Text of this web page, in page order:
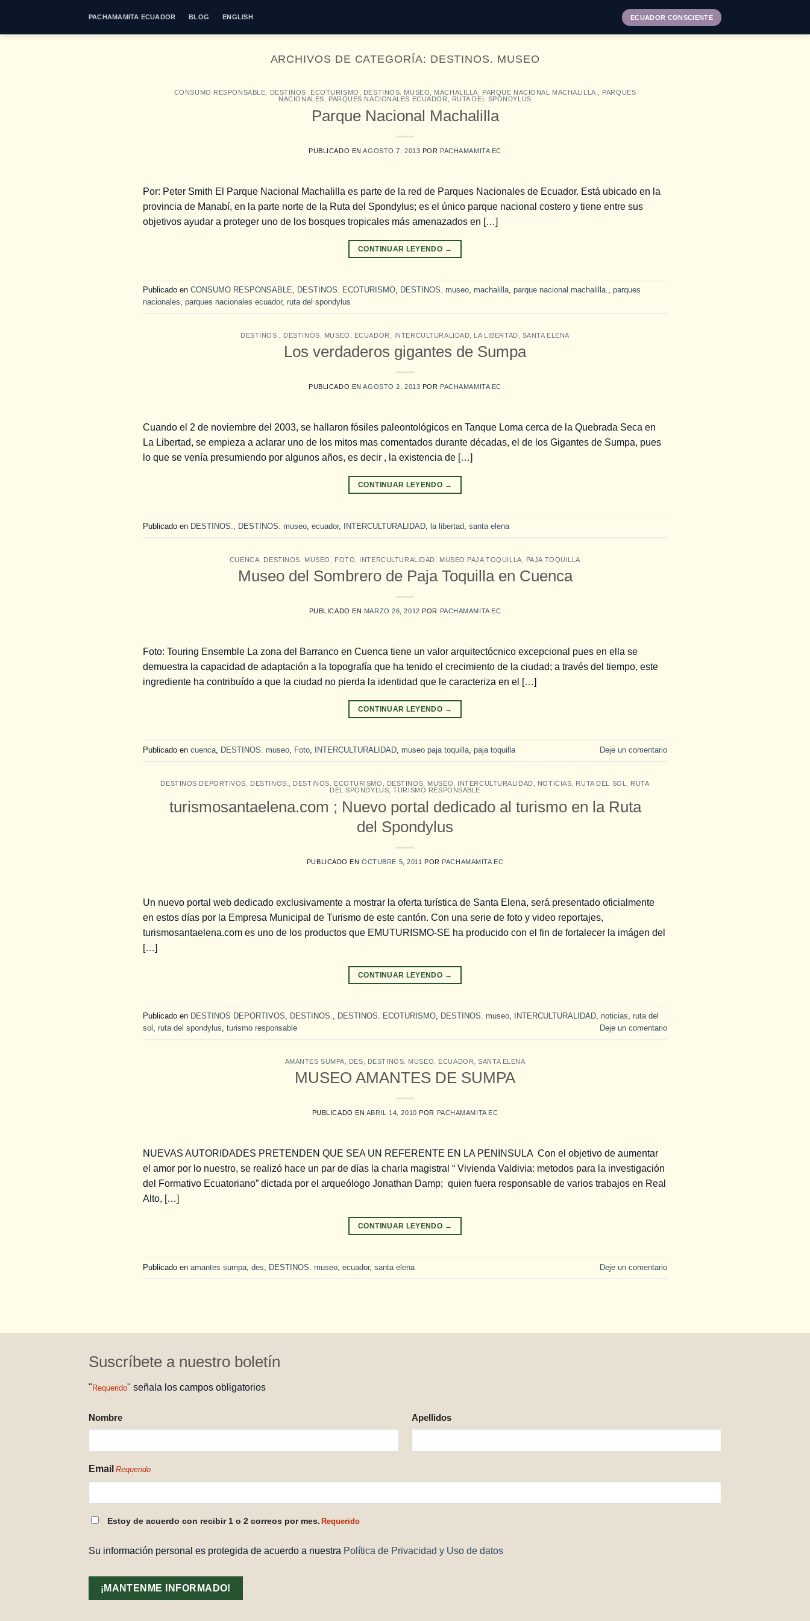
contenido
PACHAMAMITA ECUADOR BLOG ENGLISH ECUADOR CONSCIENTE
ARCHIVOS DE CATEGORÍA: DESTINOS. MUSEO
CONSUMO RESPONSABLE DESTINOS. ECOTURISMO DESTINOS. MUSEO MACHALILLA PARQUE NACIONAL MACHALILLA.
PARQUES
NACIONALES
PARQUES NACIONALES ECUADOR RUTA DEL SPONDYLUS
Parque Nacional Machalilla
PUBLICADO ENAGOSTO 7, 2013 POR PACHAMAMITA EC
Por: Peter Smith El Parque Nacional Machalilla es parte de la red de Parques Nacionales de Ecuador. Está ubicado en la
provincia de Manabí, en la parte norte de la Ruta del Spondylus; es el único parque nacional costero y tiene entre sus
objetivos ayudar a proteger uno de los bosques tropicales más amenazados en […]
CONTINUAR LEYENDO →
Publicado en CONSUMO RESPONSABLE, DESTINOS. ECOTURISMO, DESTINOS. museo, machalilla, parque nacional machalilla., parques
nacionales, parques nacionales ecuador, ruta del spondylus
DESTINOS. DESTINOS. MUSEO ECUADOR INTERCULTURALIDAD LA LIBERTAD SANTA ELENA
Los verdaderos gigantes de Sumpa
PUBLICADO ENAGOSTO 2, 2013 POR PACHAMAMITA EC
Cuando el 2 de noviembre del 2003, se hallaron fósiles paleontológicos en Tanque Loma cerca de la Quebrada Seca en
La Libertad, se empieza a aclarar uno de los mitos mas comentados durante décadas, el de los Gigantes de Sumpa, pues
lo que se venía presumiendo por algunos años, es decir , la existencia de […]
CONTINUAR LEYENDO →
Publicado en DESTINOS. DESTINOS. museo ecuador, INTERCULTURALIDAD la libertad santa elena
CUENCA DESTINOS. MUSEO FOTO INTERCULTURALIDAD MUSEO PAJA TOQUILLA PAJA TOQUILLA
Museo del Sombrero de Paja Toquilla en Cuenca
PUBLICADO EN MARZO 26, 2012 POR PACHAMAMITA EC
Foto: Touring Ensemble La zona del Barranco en Cuenca tiene un valor arquitectócnico excepcional pues en ella se
demuestra la capacidad de adaptación a la topografía que ha tenido el crecimiento de la ciudad; a través del tiempo, este
ingrediente ha contribuído a que la ciudad no pierda la identidad que le caracteriza en el […]
CONTINUAR LEYENDO →
Publicado en cuenca, DESTINOS. museo, Foto, INTERCULTURALIDAD, museo paja toquilla, paja toquilla Deje un comentario
DESTINOS DEPORTIVOS DESTINOS. DESTINOS. ECOTURISMO DESTINOS. MUSEO INTERCULTURALIDAD NOTICIAS RUTA DEL SOL
RUTA
DEL SPONDYLUS ,TURISMO RESPONSABLE
turismosantaelena.com ; Nuevo portal dedicado al turismo en la Ruta
del Spondylus
PUBLICADO ENOCTUBRE 5, 2011 POR PACHAMAMITA EC
Un nuevo portal web dedicado exclusivamente a mostrar la oferta turística de Santa Elena, será presentado oficialmente
en estos días por la Empresa Municipal de Turismo de este cantón. Con una serie de foto y video reportajes,
turismosantaelena.com es uno de los productos que EMUTURISMO-SE ha producido con el fin de fortalecer la imágen del
[…]
CONTINUAR LEYENDO →
Publicado en DESTINOS DEPORTIVOS, DESTINOS., DESTINOS. ECOTURISMO, DESTINOS. museo, INTERCULTURALIDAD, noticias, ruta del
sol , ruta del spondylus, turismo responsable Deje un comentario
AMANTES SUMPA DES DESTINOS. MUSEO ECUADOR ,SANTA ELENA
MUSEO AMANTES DE SUMPA
PUBLICADO EN ABRIL 14, 2010 POR PACHAMAMITA EC
NUEVAS AUTORIDADES PRETENDEN QUE SEA UN REFERENTE EN LA PENINSULA Con el objetivo de aumentar
el amor por lo nuestro, se realizó hace un par de días la charla magistral “ Vivienda Valdivia: metodos para la investigación
del Formativo Ecuatoriano” dictada por el arqueólogo Jonathan Damp; quien fuera responsable de varios trabajos en Real
Alto, […]
CONTINUAR LEYENDO →
Publicado en amantes sumpa des DESTINOS. museo ecuador, santa elena Deje un comentario
Suscríbete a nuestro boletín
" Requerido" señala los campos obligatorios
NOMBRE
REQUERIDO
Nombre Apellidos
Email Requerido
CONSENTIMIENTO
Estoy de acuerdo con recibir 1 o 2 correos por mes. Requerido
Su información personal es protegida de acuerdo a nuestra Política de Privacidad y Uso de datos